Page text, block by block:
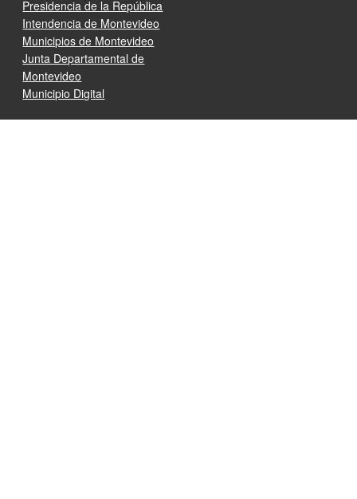
Presidencia de la República
Intendencia de Montevideo
Municipios de Montevideo
Junta Departamental de
Montevideo
Municipio Digital